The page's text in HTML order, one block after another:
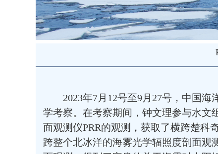
2023年7月12号至9月27号，中国
学考察。在考察期间，钟文理参与水文
面观测仪PRR的观测，获取了横跨楚科
跨整个北冰洋的海雾光学辐照度剖面观